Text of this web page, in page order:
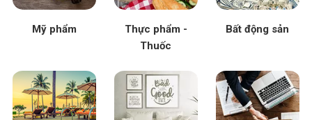
Mỹ phẩm
Thực phẩm -
Thuốc
Bất động sản